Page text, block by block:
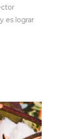
es lograr